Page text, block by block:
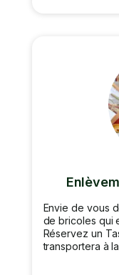
Envie de vous
de bricoles qui
Réservez un
transportera à